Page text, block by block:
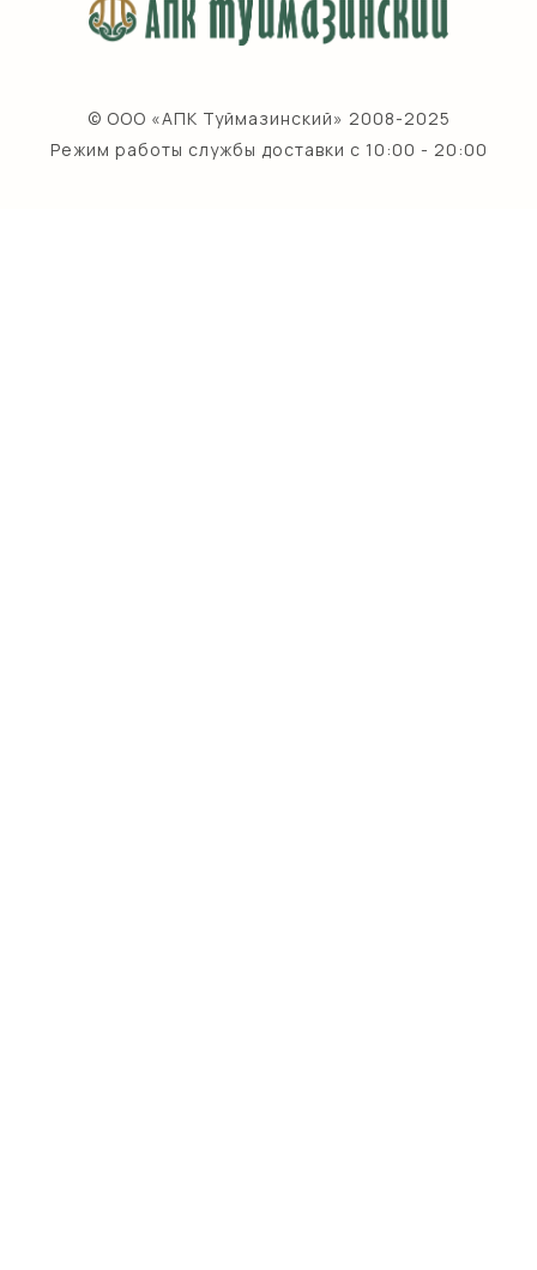
© ООО «АПК Туймазинский» 2008-2025
Режим работы службы доставки с 10:00 - 20:00